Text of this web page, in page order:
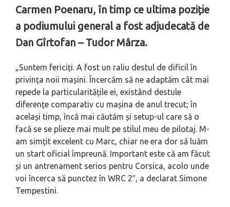
Carmen Poenaru, în timp ce ultima poziție
a podiumului general a fost adjudecată de
Dan Gîrtofan – Tudor Mârza.
„Suntem fericiți. A fost un raliu destul de dificil în
privința noii mașini. Încercăm să ne adaptăm cât mai
repede la particularitățile ei, existând destule
diferențe comparativ cu mașina de anul trecut; în
același timp, încă mai căutăm și setup-ul care să o
facă se se plieze mai mult pe stilul meu de pilotaj. M-
am simțit excelent cu Marc, chiar ne era dor să luăm
un start oficial împreună. Important este că am făcut
și un antrenament serios pentru Corsica, acolo unde
voi încerca să punctez în WRC 2″, a declarat Simone
Tempestini.